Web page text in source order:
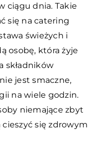
ciągu dnia. Takie
się na catering
świeżych i
osobę, która żyje
składników
jest smaczne,
na wiele godzin.
niemające zbyt
się zdrowym